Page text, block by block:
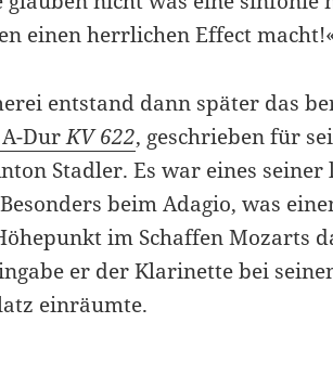
einen herrlichen Effect
entstand dann später das
DurKV 622, geschrieben für
Stadler. Es war eines seiner
beim Adagio, was
im Schaffen Mozarts
er der Klarinette bei
einräumte.